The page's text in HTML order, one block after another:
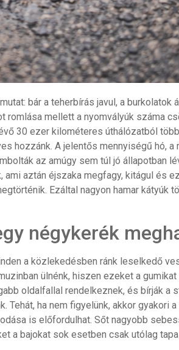
bár a teherbírás javul, a burkolatok
mellett a nyomvályúk száma
30 ezer kilométeres úthálózatból
hozzánk. A jelentős mennyiségű hó,
az amúgy sem túl jó állapotban
aztán éjszaka megfagy, kitágul és
Ezáltal nagyon hamar kátyúk
négykerék
a közlekedésben ránk leselkedő
ülnénk, hiszen ezeket a
oldalfallal rendelkeznek, és bírják a
ha nem figyelünk, akkor gyakori
is előfordulhat. Sőt nagyobb
a bajokat sok esetben csak utólag